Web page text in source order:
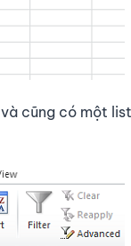
và cũng có một